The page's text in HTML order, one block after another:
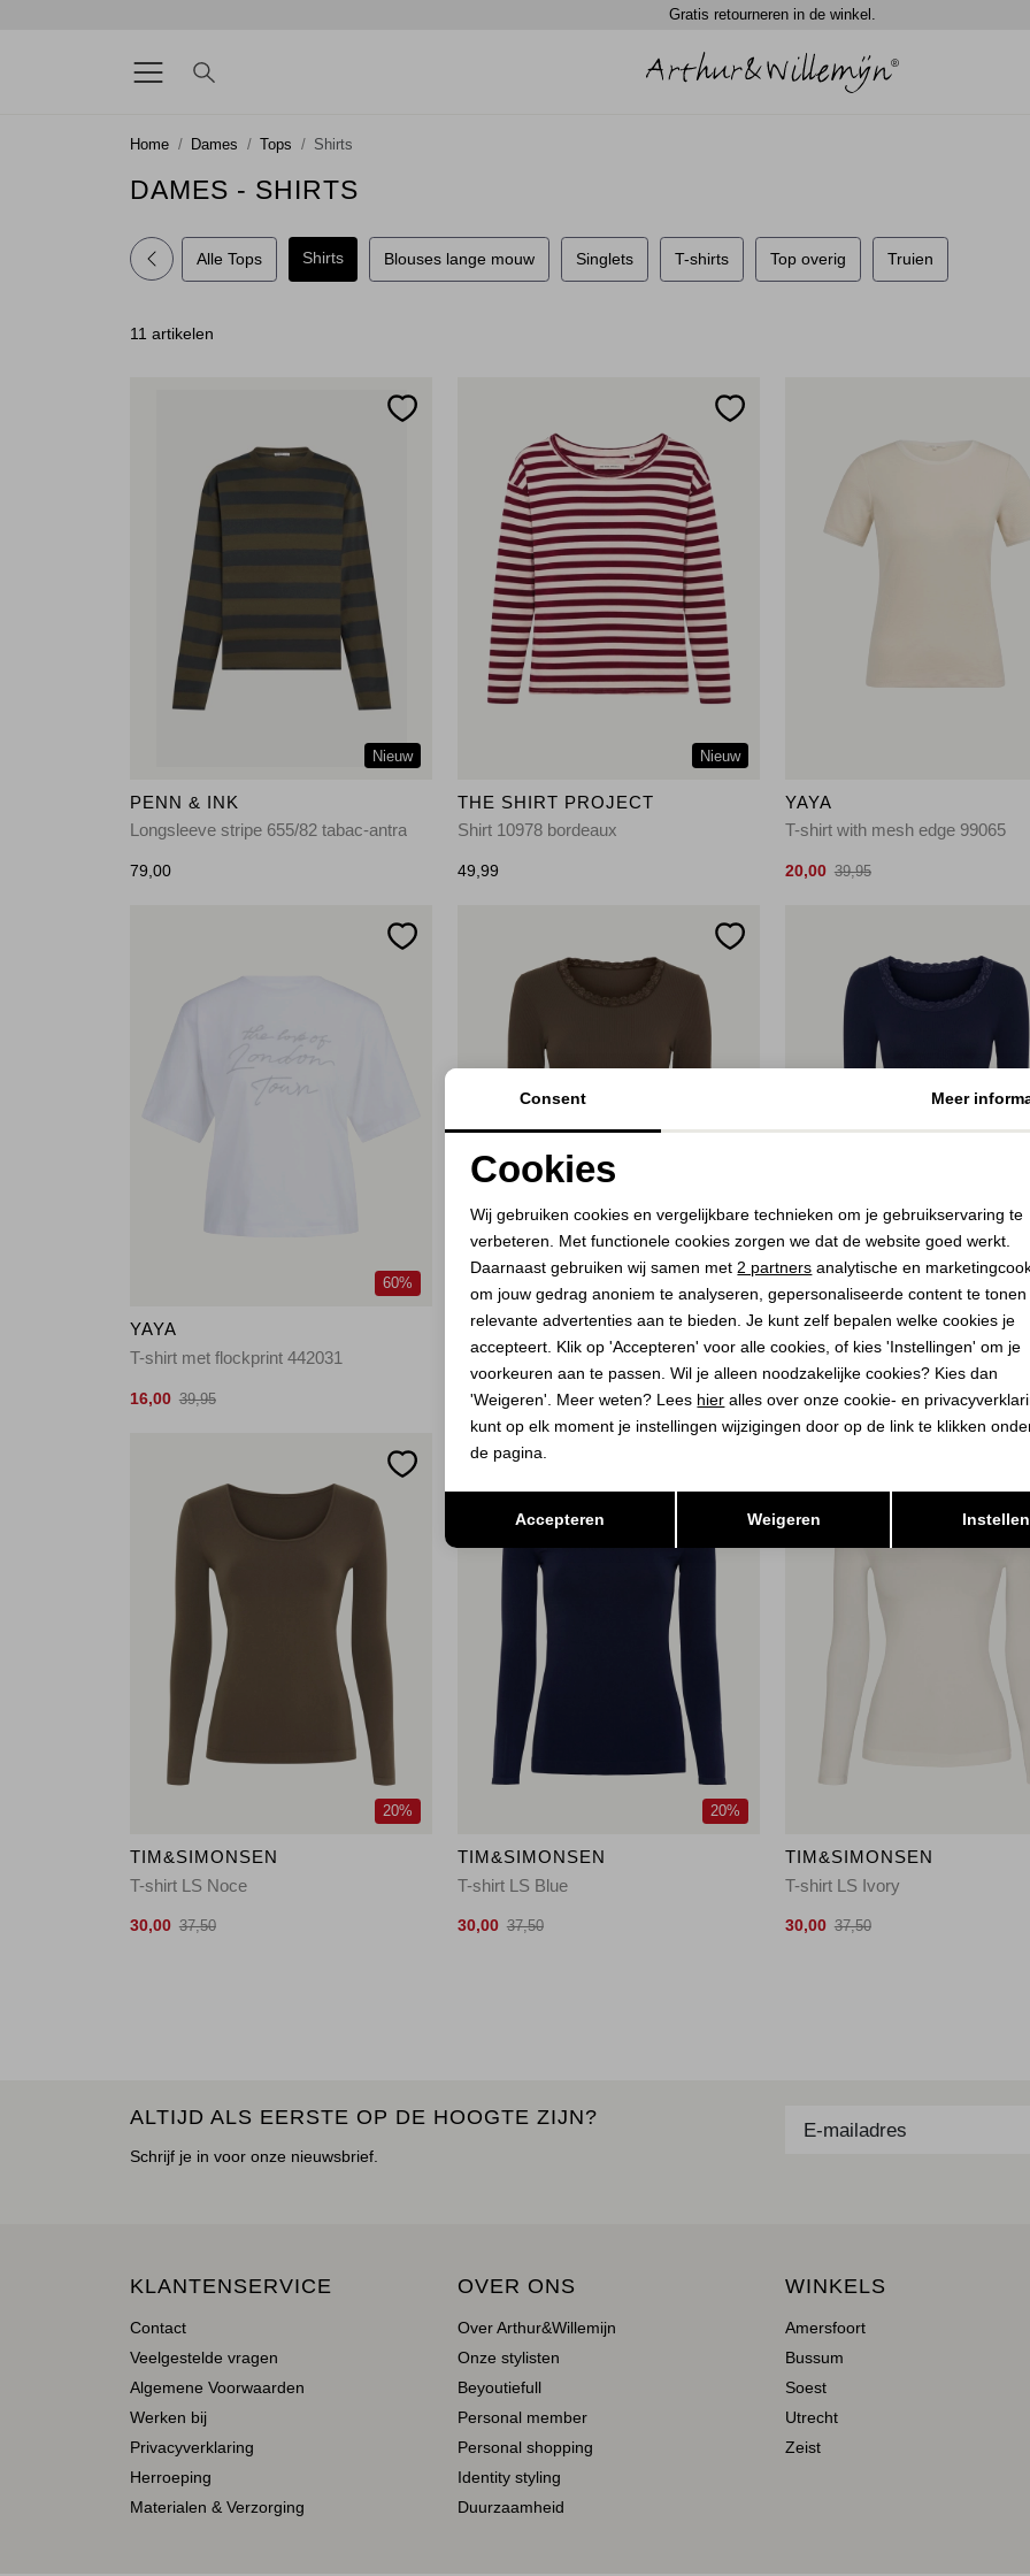
Gratis retourneren in de winkel.
Home Dames Tops Shirts
DAMES - SHIRTS
Alle Tops Blouses lange mouw
Shirts Singlets T-shirts Top overig Truien
11 artikelen
Nieuw
PENN & INK
Longsleeve stripe 655/82 tabac-antra
79,00
Nieuw
THE SHIRT PROJECT
Shirt 10978 bordeaux
49,99
YAYA
T-shirt with mesh edge 99065
20,00 39,95
60%
YAYA
T-shirt met flockprint 442031
16,00 39,95
TIM&SIMONSEN
Rib T-shirt LS Noce
44,00 55,00
TIM&SIMONSEN
Rib T-shirt LS Blue
44,00 55,00
20%
TIM&SIMONSEN
T-shirt LS Noce
30,00 37,50
20%
TIM&SIMONSEN
T-shirt LS Blue
30,00 37,50
TIM&SIMONSEN
T-shirt LS Ivory
30,00 37,50
ALTIJD ALS EERSTE OP DE HOOGTE ZIJN?
Schrijf je in voor onze nieuwsbrief.
KLANTENSERVICE
Contact
Veelgestelde vragen
Algemene Voorwaarden
Werken bij
Privacyverklaring
Herroeping
Materialen & Verzorging
OVER ONS
Over Arthur&Willemijn
Onze stylisten
Beyoutiefull
Personal member
Personal shopping
Identity styling
Duurzaamheid
WINKELS
Amersfoort
Bussum
Soest
Utrecht
Zeist
Analytische cookies Marketing cookies
Consent Meer
Cookies
Wij gebruiken cookies en vergelijkbare technieken om je gebruikservaring te
verbeteren. Met functionele cookies zorgen we dat de website goed werkt.
Daarnaast gebruiken wij samen met 2 partners analytische en
om jouw gedrag anoniem te analyseren, gepersonaliseerde content te
relevante advertenties aan te bieden. Je kunt zelf bepalen welke cookies je
accepteert. Klik op 'Accepteren' voor alle cookies, of kies 'Instellingen' om je
voorkeuren aan te passen. Wil je alleen noodzakelijke cookies? Kies dan
'Weigeren'. Meer weten? Lees hier alles over onze cookie- en
kunt op elk moment je instellingen wijzigingen door op de link te klikken
de pagina.
Accepteren Weigeren Instellen